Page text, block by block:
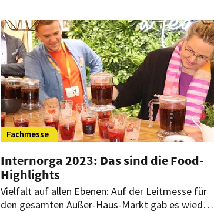
Fachmesse
Internorga 2023: Das sind die Food-
Highlights
Vielfalt auf allen Ebenen: Auf der Leitmesse für
den gesamten Außer-Haus-Markt gab es wieder